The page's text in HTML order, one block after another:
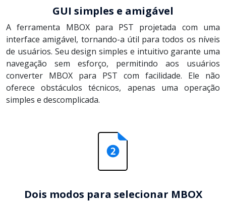
GUI simples e amigável
A ferramenta MBOX para PST projetada com uma
interface amigável, tornando-a útil para todos os níveis
de usuários. Seu design simples e intuitivo garante uma
navegação sem esforço, permitindo aos usuários
converter MBOX para PST com facilidade. Ele não
oferece obstáculos técnicos, apenas uma operação
simples e descomplicada.
Dois modos para selecionar MBOX